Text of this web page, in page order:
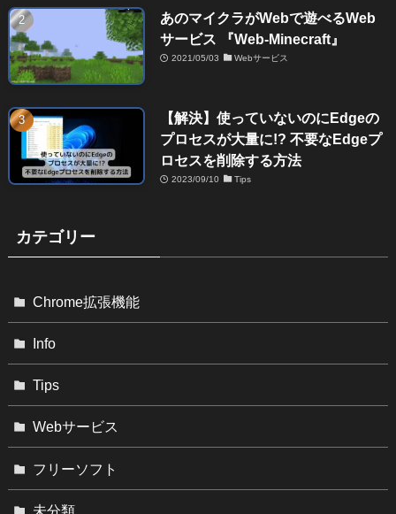
あのマイクラがWebで遊べるWeb
サービス 『Web-Minecraft』
2021/05/03 Webサービス
【解決】使っていないのにEdgeの
プロセスが大量に!? 不要なEdgeプ
ロセスを削除する方法
2023/09/10 Tips
カテゴリー
Chrome拡張機能
Info
Tips
Webサービス
フリーソフト
未分類